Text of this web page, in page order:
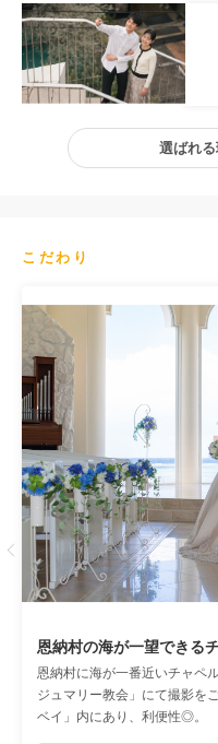
選ばれ
こだわり
Previous
恩納村の海が一望できる
恩納村に海が一番近いチャペ
ジュマリー教会」にて撮影を
ベイ」内にあり、利便性◎。